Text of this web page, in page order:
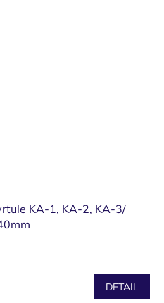
KA-1, KA-2, KA-3/
DETAIL